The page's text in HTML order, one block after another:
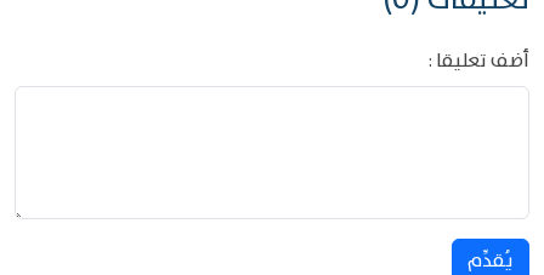
أضف تعليقا :
يُقدِّم